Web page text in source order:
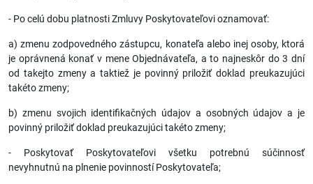
- Po celú dobu platnosti Zmluvy Poskytovateľovi oznamovať:
a) zmenu zodpovedného zástupcu, konateľa alebo inej osoby, ktorá
je oprávnená konať v mene Objednávateľa, a to najneskôr do 3 dní
od takejto zmeny a taktiež je povinný priložiť doklad preukazujúci
takéto zmeny;
b) zmenu svojich identifikačných údajov a osobných údajov a je
povinný priložiť doklad preukazujúci takéto zmeny;
- Poskytovať Poskytovateľovi všetku potrebnú súčinnosť
nevyhnutnú na plnenie povinností Poskytovateľa;